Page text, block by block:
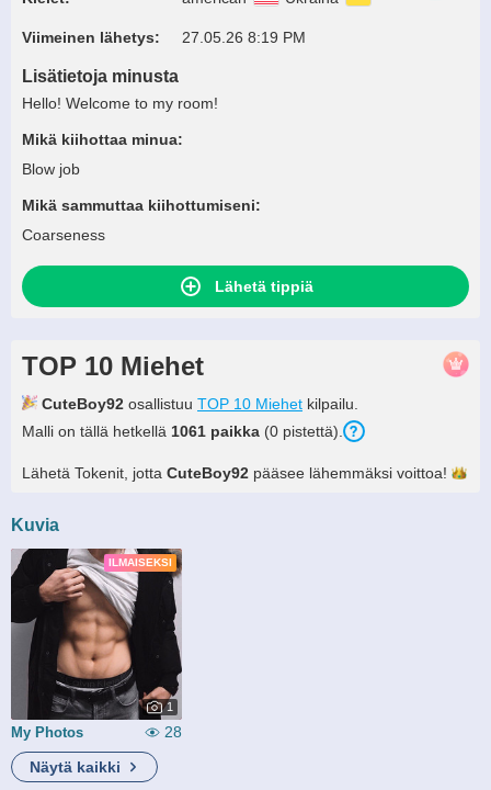
Viimeinen lähetys: 27.05.26 8:19 PM
Lisätietoja minusta
Hello! Welcome to my room!
Mikä kiihottaa minua:
Blow job
Mikä sammuttaa kiihottumiseni:
Coarseness
Lähetä tippiä
TOP 10 Miehet
CuteBoy92 osallistuu TOP 10 Miehet kilpailu.
Malli on tällä hetkellä 1061 paikka (0 pistettä).
Lähetä Tokenit, jotta CuteBoy92 pääsee lähemmäksi voittoa!
Kuvia
ILMAISEKSI
1
My Photos
28
Näytä kaikki